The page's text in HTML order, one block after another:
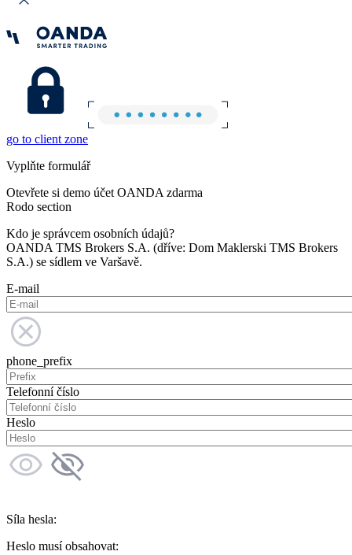
go to client zone
Vyplňte formulář
Otevřete si demo účet OANDA zdarma
Rodo section
Kdo je správcem osobních údajů?
OANDA TMS Brokers S.A. (dříve: Dom Maklerski TMS Brokers
S.A.) se sídlem ve Varšavě.
E-mail
phone_prefix
Telefonní číslo
Heslo
Síla hesla:
Heslo musí obsahovat: